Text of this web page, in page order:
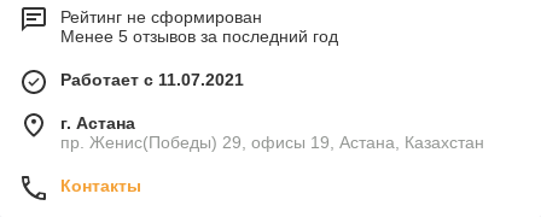
Рейтинг не сформирован
Менее 5 отзывов за последний год
Работает с 11.07.2021
г. Астана
пр. Женис(Победы) 29, офисы 19, Астана, Казахстан
Контакты